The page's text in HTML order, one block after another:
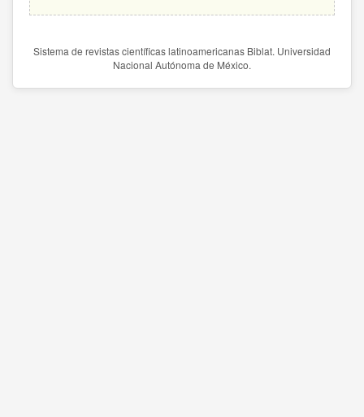
Sistema de revistas científicas latinoamericanas Biblat. Universidad
Nacional Autónoma de México.